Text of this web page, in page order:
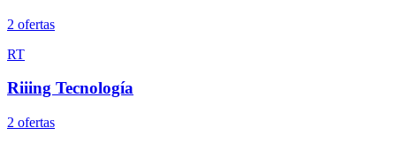
2 ofertas
RT
Riiing Tecnología
2 ofertas